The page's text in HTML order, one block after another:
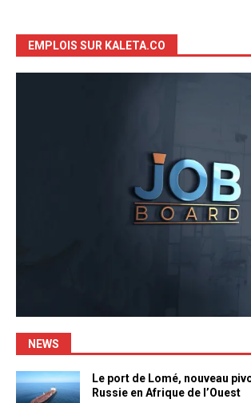
EMPLOIS SUR KALETA.CO
NEWS
Le port de Lomé, nouveau
Russie en Afrique de l’Ouest